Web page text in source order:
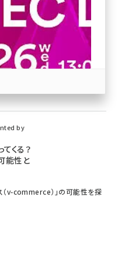
by
くる？
能性と
（v-commerce）」の可能性を探